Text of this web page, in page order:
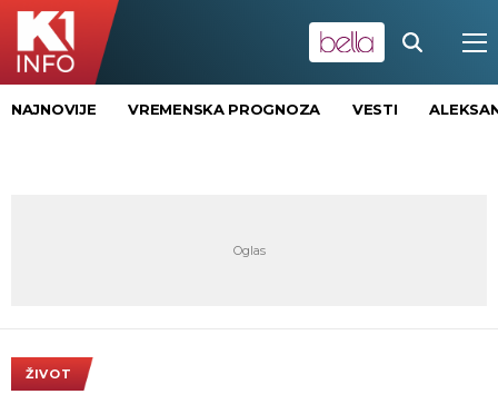
NAJNOVIJE VREMENSKA PROGNOZA VESTI
ŽIVOT